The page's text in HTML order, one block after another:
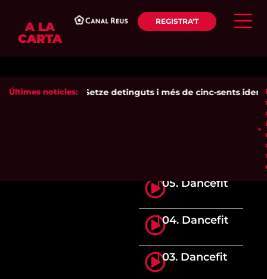
A LA
CARTA
REGISTRA'T
Últimes notícies: Setze detinguts i més de cinc-sents
05. Dancefit
04. Dancefit
03. Dancefit